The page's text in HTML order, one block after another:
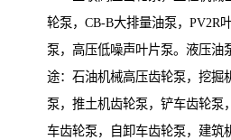
轮泵，CB-B大排量油泵，PV2R
泵，高压低噪声叶片泵。液压油
途：石油机械高压齿轮泵，挖掘
泵，推土机齿轮泵，铲车齿轮泵
车齿轮泵，自卸车齿轮泵，建筑